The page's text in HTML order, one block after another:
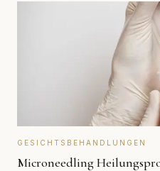
GESICHTSBEHANDLUNGEN
Microneedling